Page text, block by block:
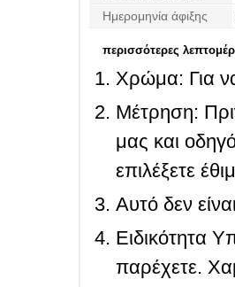
Ημερομηνία άφιξης
περισσότερες
Χρώμα: Για
Μέτρηση:
μας και
επιλέξετε
Αυτό δεν
Ειδικότητα
παρέχετε.